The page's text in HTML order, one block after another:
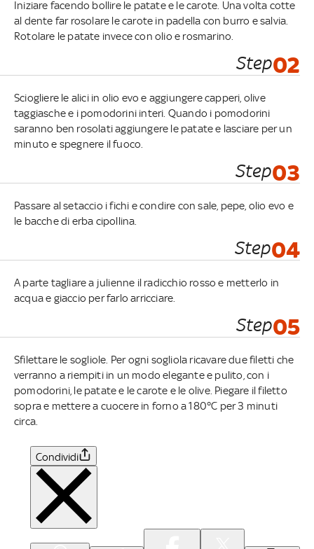
Iniziare facendo bollire le patate e le carote. Una volta cotte
al dente far rosolare le carote in padella con burro e salvia.
Rotolare le patate invece con olio e rosmarino.
Step02
Sciogliere le alici in olio evo e aggiungere capperi, olive
taggiasche e i pomodorini interi. Quando i pomodorini
saranno ben rosolati aggiungere le patate e lasciare per un
minuto e spegnere il fuoco.
Step03
Passare al setaccio i fichi e condire con sale, pepe, olio evo e
le bacche di erba cipollina.
Step04
A parte tagliare a julienne il radicchio rosso e metterlo in
acqua e giaccio per farlo arricciare.
Step05
Sfilettare le sogliole. Per ogni sogliola ricavare due filetti che
verranno a riempiti in un modo elegante e pulito, con i
pomodorini, le patate e le carote e le olive. Piegare il filetto
sopra e mettere a cuocere in forno a 180°C per 3 minuti
circa.
Condividi